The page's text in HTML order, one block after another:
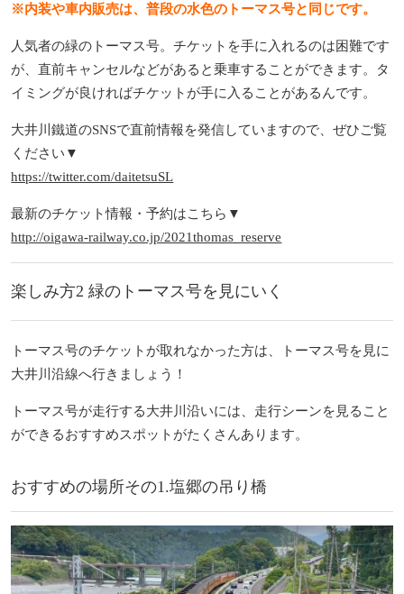
※内装や車内販売は、普段の水色のトーマス号と同じです。
人気者の緑のトーマス号。チケットを手に入れるのは困難です
が、直前キャンセルなどがあると乗車することができます。 タ
イミングが良ければチケットが手に入ることがあるんです。
大井川鐵道のSNSで直前情報を発信していますので、ぜひご覧
ください▼
https://twitter.com/daitetsuSL
最新のチケット情報・予約はこちら▼
http://oigawa-railway.co.jp/2021thomas_reserve
楽しみ方2 緑のトーマス号を見にいく
トーマス号のチケットが取れなかった方は、トーマス号を見に
大井川沿線へ行きましょう！
トーマス号が走行する大井川沿いには、走行シーンを見ること
ができるおすすめスポットがたくさんあります。
おすすめの場所その1.塩郷の吊り橋